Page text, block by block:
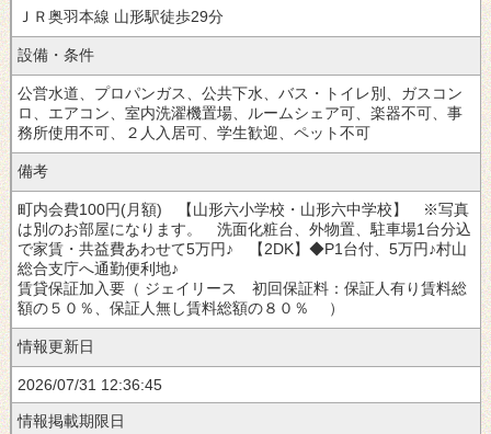
徒歩29分
設備・条件
公営水道、プロパンガス、公共下水、バス・トイレ別、ガスコン
ロ、エアコン、室内洗濯機置場、ルームシェア可、楽器不可、事
務所使用不可、２人入居可、学生歓迎、ペット不可
備考
町内会費100円(月額) 【山形六小学校・山形六中学校】 ※写真
は別のお部屋になります。 洗面化粧台、外物置、駐車場1台分込
で家賃・共益費あわせて5万円♪ 【2DK】◆P1台付、5万円♪村山
総合支庁へ通勤便利地♪
賃貸保証
（ ジェイリース 初回保証料：保証人有り賃料総
額の５０％、保証人無し賃料総額の８０％ ）
情報更新日
2026/07/31 12:36:45
情報掲載期限日